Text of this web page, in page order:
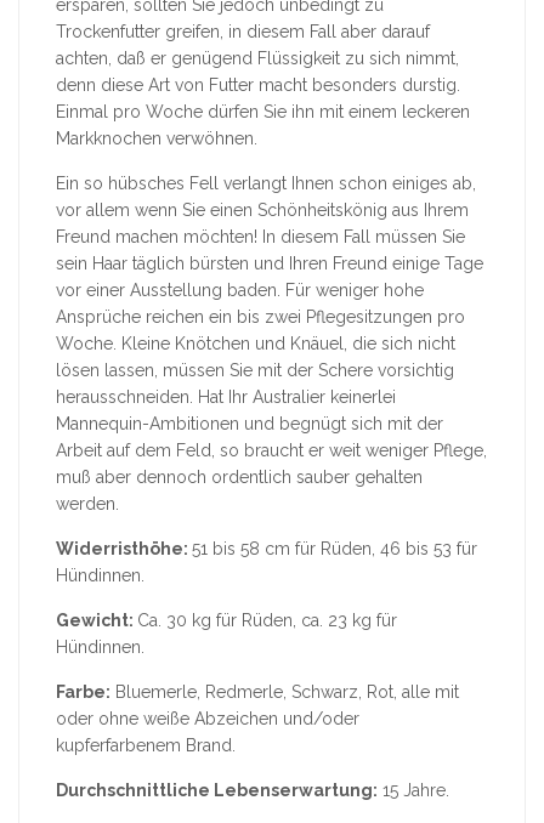
ersparen, sollten Sie jedoch unbedingt zu
Trockenfutter greifen, in diesem Fall aber darauf
achten, daß er genügend Flüssigkeit zu sich nimmt,
denn diese Art von Futter macht besonders durstig.
Einmal pro Woche dürfen Sie ihn mit einem leckeren
Markknochen verwöhnen.
Ein so hübsches Fell verlangt Ihnen schon einiges ab,
vor allem wenn Sie einen Schönheitskönig aus Ihrem
Freund machen möchten! In diesem Fall müssen Sie
sein Haar täglich bürsten und Ihren Freund einige Tage
vor einer Ausstellung baden. Für weniger hohe
Ansprüche reichen ein bis zwei Pflegesitzungen pro
Woche. Kleine Knötchen und Knäuel, die sich nicht
lösen lassen, müssen Sie mit der Schere vorsichtig
herausschneiden. Hat Ihr Australier keinerlei
Mannequin-Ambitionen und begnügt sich mit der
Arbeit auf dem Feld, so braucht er weit weniger Pflege,
muß aber dennoch ordentlich sauber gehalten
werden.
Widerristhöhe: 51 bis 58 cm für Rüden, 46 bis 53 für
Hündinnen.
Gewicht: Ca. 30 kg für Rüden, ca. 23 kg für
Hündinnen.
Farbe: Bluemerle, Redmerle, Schwarz, Rot, alle mit
oder ohne weiße Abzeichen und/oder
kupferfarbenem Brand.
Durchschnittliche Lebenserwartung: 15 Jahre.